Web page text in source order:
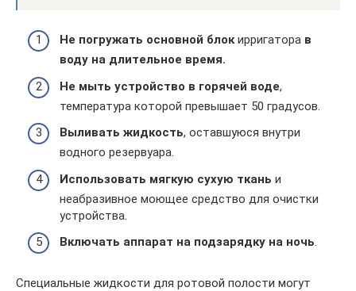
Не погружать основной блокирригатора в
воду на длительное время.
Не мыть устройство в горячей воде,
температура которой превышает 50 градусов.
Выливать жидкость, оставшуюся внутри
водного резервуара.
Использовать мягкую сухую ткань и
неабразивное моющее средство для очистки
устройства.
Включать аппарат на подзарядку на ночь.
Специальные жидкости для ротовой полости могут